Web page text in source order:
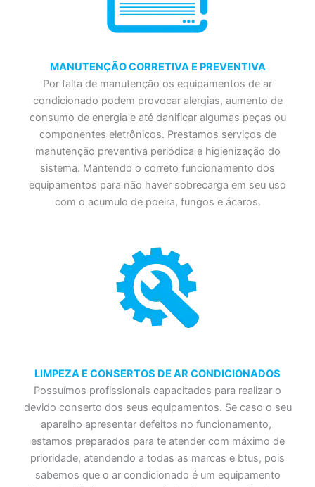
MANUTENÇÃO CORRETIVA E PREVENTIVA
Por falta de manutenção os equipamentos de ar
condicionado podem provocar alergias, aumento de
consumo de energia e até danificar algumas peças ou
componentes eletrônicos. Prestamos serviços de
manutenção preventiva periódica e higienização do
sistema. Mantendo o correto funcionamento dos
equipamentos para não haver sobrecarga em seu uso
com o acumulo de poeira, fungos e ácaros.
LIMPEZA E CONSERTOS DE AR CONDICIONADOS
Possuímos profissionais capacitados para realizar o
devido conserto dos seus equipamentos. Se caso o seu
aparelho apresentar defeitos no funcionamento,
estamos preparados para te atender com máximo de
prioridade, atendendo a todas as marcas e btus, pois
sabemos que o ar condicionado é um equipamento